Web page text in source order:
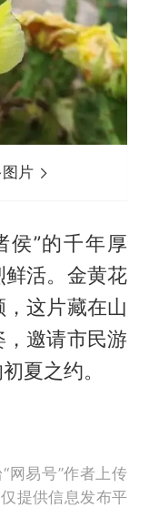
片
侯”的千年厚
活。金黄花
这片藏在山
邀请市民游
夏之约。
网易号”作者上传
提供信息发布平